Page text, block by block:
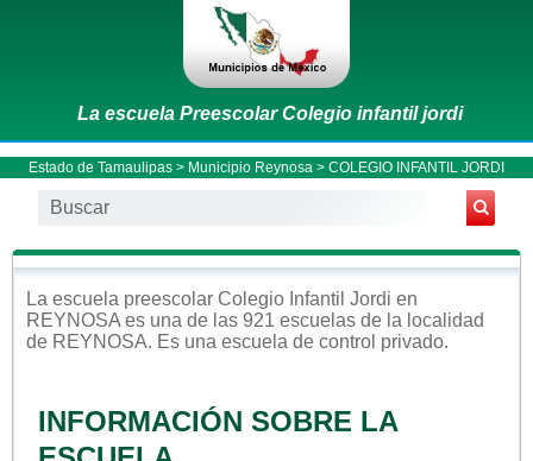
La escuela Preescolar Colegio infantil jordi
Estado de Tamaulipas > Municipio Reynosa > COLEGIO INFANTIL JORDI
La escuela preescolar Colegio Infantil Jordi en
REYNOSA es una de las 921 escuelas de la localidad
de REYNOSA. Es una escuela de control privado.
INFORMACIÓN SOBRE LA